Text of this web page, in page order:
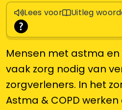
Lees voor Uitleg
Mensen met astma en
vaak zorg nodig van
zorgverleners. In het
Astma & COPD